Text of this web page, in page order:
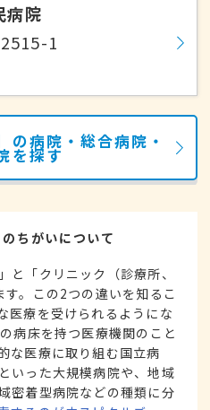
病院
1
の病院・総合病院・
を探す
ちがいについて
と「クリニック（診療所、
。この2つの違いを知るこ
医療を受けられるようにな
病床を持つ医療機関のこと
な医療に取り組む国立病
いった大規模病院や、地域
密着型病院などの種類に分